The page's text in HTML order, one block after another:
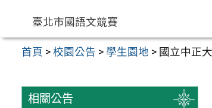
臺北市國語文競賽
首頁 >校園公告 > 學生園地 > 國立中正
相關公告